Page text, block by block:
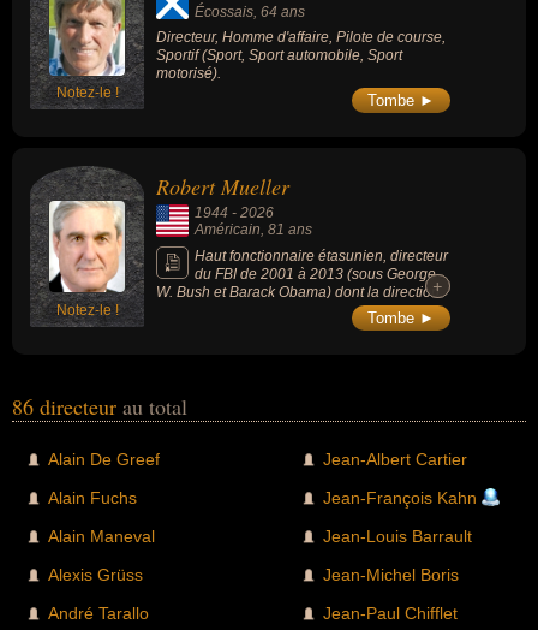
Notez-le !
Écossais, 64 ans
Directeur, Homme d'affaire, Pilote de course,
Sportif (Sport, Sport automobile, Sport
motorisé).
Tombe ►
Notez-le !
Robert Mueller
1944 - 2026
Américain , 81 ans
Haut fonctionnaire étasunien, directeur
du FBI de 2001 à 2013 (sous George
W. Bush et Barack Obama) dont la direction
est marquée par la restructuration profonde
de l'agence en une organisation de
procureur spécial par le département de la
Justice pour diriger l'enquête sur les
présidentielle de 2016 (Russiagate). Ses
travaux ont abouti au « rapport Mueller », qui
documente les efforts de déstabilisation
russes et les contacts entre l'équipe de
+
+
Tombe ►
86 directeur au total
Alain De Greef
Alain Fuchs
Alain Maneval
Alexis Grüss
André Tarallo
Jean-Albert Cartier
Jean-François Kahn
Jean-Louis Barrault
Jean-Michel Boris
Jean-Paul Chifflet